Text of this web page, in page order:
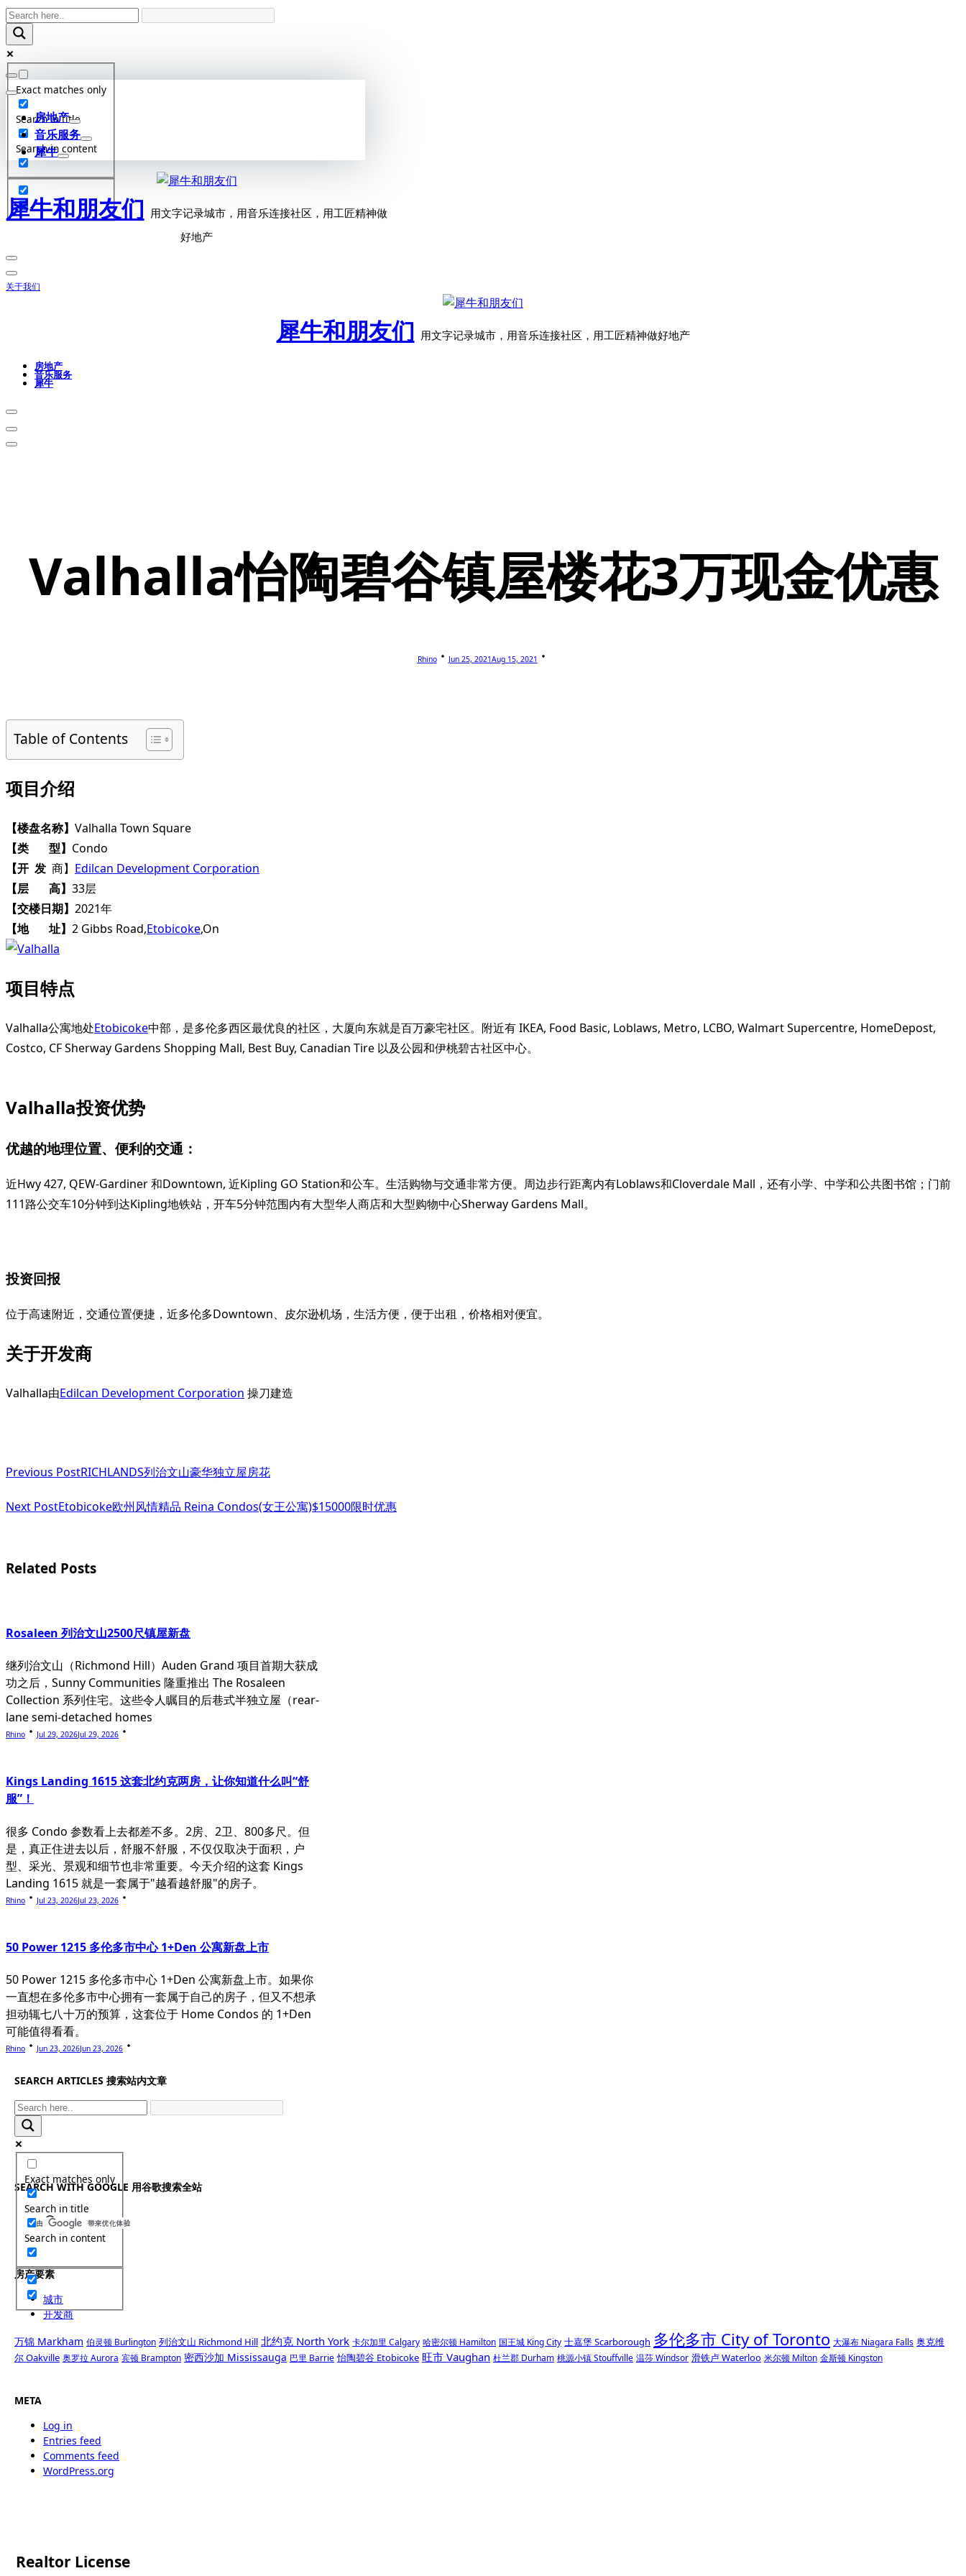
Skip
to
content
Exact matches only
Search in title
Search in content
房地产
音乐服务
犀牛
犀牛和朋友们 用文字记录城市，用音乐连接社区，用工匠精神做
好地产
关于我们
犀牛和朋友们 用文字记录城市，用音乐连接社区，用工匠精神做好地产
房地产
音乐服务
犀牛
Valhalla怡陶碧谷镇屋楼花3万现金优惠
Rhino Jun 25, 2021Aug 15, 2021
Table of Contents
项目介绍
【楼盘名称】 Valhalla Town Square
【类 型】 Condo
【开 发 商】 Edilcan Development Corporation
【层 高】 33层
【交楼日期】 2021年
【地 址】 2 Gibbs Road,Etobicoke,On
项目特点
Valhalla公寓地处Etobicoke中部，是多伦多西区最优良的社区，大厦向东就是百万豪宅社区。附近有 IKEA, Food Basic, Loblaws, Metro, LCBO, Walmart Supercentre, HomeDepost,
Costco, CF Sherway Gardens Shopping Mall, Best Buy, Canadian Tire 以及公园和伊桃碧古社区中心。
Valhalla投资优势
优越的地理位置、便利的交通：
近Hwy 427, QEW-Gardiner 和Downtown, 近Kipling GO Station和公车。生活购物与交通非常方便。周边步行距离内有Loblaws和Cloverdale Mall，还有小学、中学和公共图书馆；门前
111路公交车10分钟到达Kipling地铁站，开车5分钟范围内有大型华人商店和大型购物中心Sherway Gardens Mall。
投资回报
位于高速附近，交通位置便捷，近多伦多Downtown、皮尔逊机场，生活方便，便于出租，价格相对便宜。
关于开发商
Valhalla由Edilcan Development Corporation 操刀建造
class="nav-
subtitle
reader-
Previous PostRICHLANDS列治文山豪华独立屋房花
Next PostEtobicoke欧州风情精品 Reina Condos(女王公寓)$15000限时优惠
Related Posts
Rosaleen 列治文山2500尺镇屋新盘
继列治文山（Richmond Hill）Auden Grand 项目首期大获成
功之后，Sunny Communities 隆重推出 The Rosaleen
Collection 系列住宅。这些令人瞩目的后巷式半独立屋（rear-
lane semi-detached homes
Rhino Jul 29, 2026Jul 29, 2026
Kings Landing 1615 这套北约克两房，让你知道什么叫“舒
服”！
很多 Condo 参数看上去都差不多。2房、2卫、800多尺。但
是，真正住进去以后，舒服不舒服，不仅仅取决于面积，户
型、采光、景观和细节也非常重要。今天介绍的这套 Kings
Landing 1615 就是一套属于"越看越舒服"的房子。
Rhino Jul 23, 2026Jul 23, 2026
50 Power 1215 多伦多市中心 1+Den 公寓新盘上市
50 Power 1215 多伦多市中心 1+Den 公寓新盘上市。如果你
一直想在多伦多市中心拥有一套属于自己的房子，但又不想承
担动辄七八十万的预算，这套位于 Home Condos 的 1+Den
可能值得看看。
Rhino Jun 23, 2026Jun 23, 2026
SEARCH ARTICLES 搜索站内文章
Exact matches only
Search in title
Search in content
SEARCH WITH GOOGLE 用谷歌搜索全站
房产要素
城市
开发商
万锦 Markham 伯灵顿 Burlington 列治文山 Richmond Hill 北约克 North York 卡尔加里 Calgary 哈密尔顿 Hamilton 国王城 King City 士嘉堡 Scarborough 多伦多市 City of Toronto 大瀑布 Niagara Falls 奥克维
尔 Oakville 奥罗拉 Aurora 宾顿 Brampton 密西沙加 Mississauga 巴里 Barrie 怡陶碧谷 Etobicoke 旺市 Vaughan 杜兰郡 Durham 桃源小镇 Stouffville 温莎 Windsor 滑铁卢 Waterloo 米尔顿 Milton 金斯顿 Kingston
META
Log in
Entries feed
Comments feed
WordPress.org
Realtor License